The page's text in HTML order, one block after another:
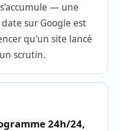
— une
sur Google est
qu'un site lancé
scrutin.
24h/24,